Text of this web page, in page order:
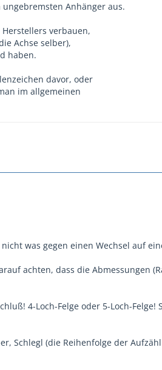
Anhänger aus.
verbauen,
Achse selber),
haben.
davor, oder
im allgemeinen
was gegen einen Wechsel auf
achten, dass die Abmessungen
4-Loch-Felge oder 5-Loch-
Schlegl (die Reihenfolge der